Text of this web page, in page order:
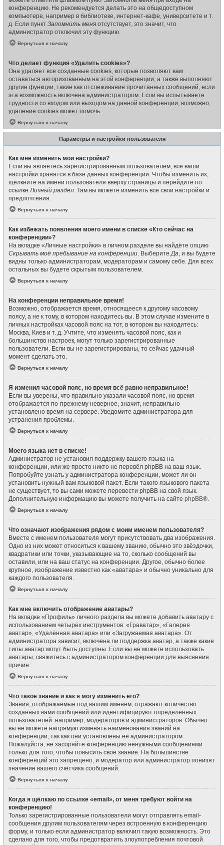
конференцию. Не рекомендуется делать это на общедоступном
компьютере, например в библиотеке, интернет-кафе, университете и т.
д. Если пункт Запомнить меня отсутствует, это значит, что
администратор отключил эту функцию.
Вернуться к началу
Что делает функция «Удалить cookies»?
Она удаляет все созданные cookies, которые позволяют вам
оставаться авторизованным на этой конференции, а также выполняют
другие функции, такие как отслеживание прочитанных сообщений, если
эта возможность включена администратором. Если вы испытываете
трудности со входом или выходом на данной конференции, возможно,
удаление cookies может помочь.
Вернуться к началу
Параметры и настройки пользователя
Как мне изменить мои настройки?
Если вы являетесь зарегистрированным пользователем, все ваши
настройки хранятся в базе данных конференции. Чтобы изменить их,
щёлкните на имени пользователя вверху страницы и перейдите по
ссылкеЛичный раздел. Там вы можете изменить все свои настройки и
предпочтения.
Вернуться к началу
Как избежать появления моего имени в списке «Кто сейчас на
конференции»?
На вкладке «Личные настройки» в личном разделе вы найдёте опцию
Скрывать моё пребывание на конференции. ВыберитеДа, и вы будете
видны только администраторам, модераторам и самому себе. Для всех
остальных вы будете скрытым пользователем.
Вернуться к началу
На конференции неправильное время!
Возможно, отображается время, относящееся к другому часовому
поясу, а не к тому, в котором находитесь вы. В этом случае измените в
личных настройках часовой пояс на тот, в котором вы находитесь:
Москва, Киев и т. д. Учтите, что изменять часовой пояс, как и
большинство настроек, могут только зарегистрированные
пользователи. Если вы не зарегистрированы, то сейчас удачный
момент сделать это.
Вернуться к началу
Я изменил часовой пояс, но время всё равно неправильное!
Если вы уверены, что правильно указали часовой пояс, но время
отображается по-прежнему неверное, значит, неправильно
установлено время на сервере. Уведомите администратора для
устранения проблемы.
Вернуться к началу
Моего языка нет в списке!
Администратор не установил поддержку вашего языка на
конференции, или же просто никто не перевёл phpBB на ваш язык.
Попробуйте узнать у администратора конференции, может ли он
установить нужный вам языковой пакет. Если такого языкового пакета
не существует, то вы сами можете перевести phpBB на свой язык.
Дополнительную информацию вы можете получить на сайте phpBB®.
Вернуться к началу
Что означают изображения рядом с моим именем пользователя?
Вместе с именем пользователя могут присутствовать два изображения.
Одно из них может относиться к вашему званию, обычно это звёздочки,
квадратики или точки, указывающие на то, сколько сообщений вы
оставили, или на ваш статус на конференции. Другое, обычно более
крупное, изображение известно как «аватара» и обычно уникально для
каждого пользователя.
Вернуться к началу
Как мне включить отображение аватары?
На вкладке «Профиль» личного раздела вы можете добавить аватару с
использованием четырёх инструментов: «Граватар», «Галерея
аватар», «Удалённая аватара» или «Загружаемая аватара». От
администратора зависит, включена ли поддержка аватар, а также какие
типы аватар могут быть доступны. Если вы не можете использовать
аватары, свяжитесь с администратором конференции для выяснения
причин.
Вернуться к началу
Что такое звание и как я могу изменить его?
Звания, отображаемые под вашим именем, отражают количество
созданных вами сообщений или идентифицируют определённых
пользователей: например, модераторов и администраторов. Обычно
вы не можете напрямую изменять наименования званий на
конференции, так как они установлены её администратором.
Пожалуйста, не засоряйте конференцию ненужными сообщениями
только для того, чтобы повысить своё звание. На большинстве
конференций это запрещено, и модератор или администратор понизят
значение вашего счётчика сообщений.
Вернуться к началу
Когда я щёлкаю по ссылке «email», от меня требуют войти на
конференцию!
Только зарегистрированные пользователи могут отправлять email-
сообщения другим пользователям через встроенную в конференцию
форму, и только если администратор включил такую возможность. Это
сделано для того, чтобы предотвратить злоупотребления почтовой